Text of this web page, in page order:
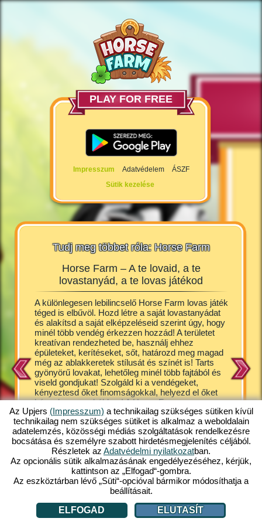
PLAY FOR FREE
Impresszum Adatvédelem
ÁSZF
Sütik kezelése
Tudj meg többet róla: Horse Farm
stb. A
Horse Farm – A te lovaid, a te
lovastanyád, a te lovas játékod
A különlegesen lebilincselő Horse Farm lovas játék
téged is elbűvöl. Hozd létre a saját lovastanyádat
és alakítsd a saját elképzeléseid szerint úgy, hogy
minél több vendég érkezzen hozzád! A területet
kreatívan rendezheted be, használj ehhez
épületeket, kerítéseket, sőt, határozd meg magad
még az ablakkeretek stílusát és színét is! Tarts
gyönyörű lovakat, lehetőleg minél több fajtából és
viseld gondjukat! Szolgáld ki a vendégeket,
kényeztesd őket finomságokkal, helyezd el őket
kényelmes szobákban! A Horse Farm egy nagyon
aranyos, egy kicsit képregényes jellegű
játékvilágba repít téged, ahol garantált a kellemes
kikapcsolódás. Ezt az ingyenes online játékot a
mobilverzió után már számítógépen is elérheted.
Játssz te is velünk!
Persze
lovak
a Horse
Az Upjers (Impresszum) a technikailag szükséges sütiken kívül
technikailag nem szükséges sütiket is alkalmaz a weboldalain
adatelemzés, közösségi médiás szolgáltatások rendelkezésre
bocsátása és személyre szabott hirdetésmegjelenítés céljából.
Részletek az Adatvédelmi nyilatkozatban.
Az opcionális sütik alkalmazásának engedélyezéséhez, kérjük,
kattintson az „Elfogad“-gombra.
Az eszköztárban lévő „Süti“-opcióval bármikor módosíthatja a
beállításait.
ELFOGAD
ELUTASÍT